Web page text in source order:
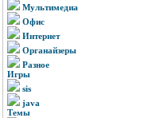
Мультимедиа
Офис
Интернет
Органайзеры
Разное
Игры
sis
java
Темы